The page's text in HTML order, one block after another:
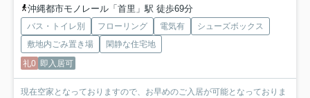
沖縄都市モノレール「首里」駅 徒歩69分
バス・トイレ別 フローリング 電気有
シューズボックス
敷地内ごみ置き場
閑静な住宅地
礼0 即入居可
現在空家となっておりますので、お早めのご入居が可能となっておりま